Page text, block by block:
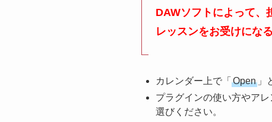
DAWソフトによって、
レッスンをお受けにな
カレンダー上で「 Open 」
プラグインの使い方やア
選びください。